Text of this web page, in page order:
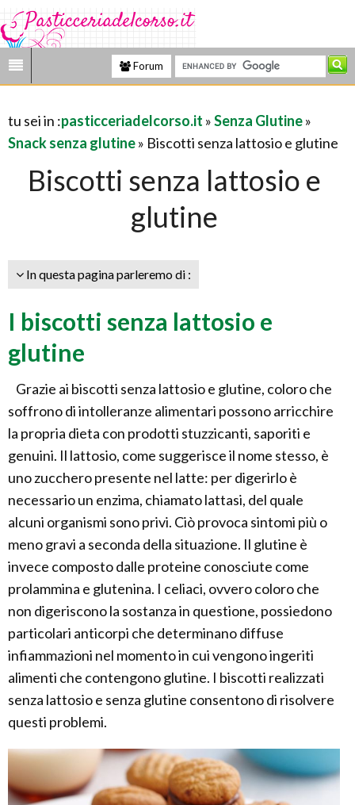
Forum
tu sei in :pasticceriadelcorso.it »Senza Glutine»
Snack senza glutine» Biscotti senza lattosio e glutine
Biscotti senza lattosio e
glutine
In questa pagina parleremo di :
I biscotti senza lattosio e
glutine
Grazie ai biscotti senza lattosio e glutine, coloro che
soffrono di intolleranze alimentari possono arricchire
la propria dieta con prodotti stuzzicanti, saporiti e
genuini. Il lattosio, come suggerisce il nome stesso, è
uno zucchero presente nel latte: per digerirlo è
necessario un enzima, chiamato lattasi, del quale
alcuni organismi sono privi. Ciò provoca sintomi più o
meno gravi a seconda della situazione. Il glutine è
invece composto dalle proteine conosciute come
prolammina e glutenina. I celiaci, ovvero coloro che
non digeriscono la sostanza in questione, possiedono
particolari anticorpi che determinano diffuse
infiammazioni nel momento in cui vengono ingeriti
alimenti che contengono glutine. I biscotti realizzati
senza lattosio e senza glutine consentono di risolvere
questi problemi.